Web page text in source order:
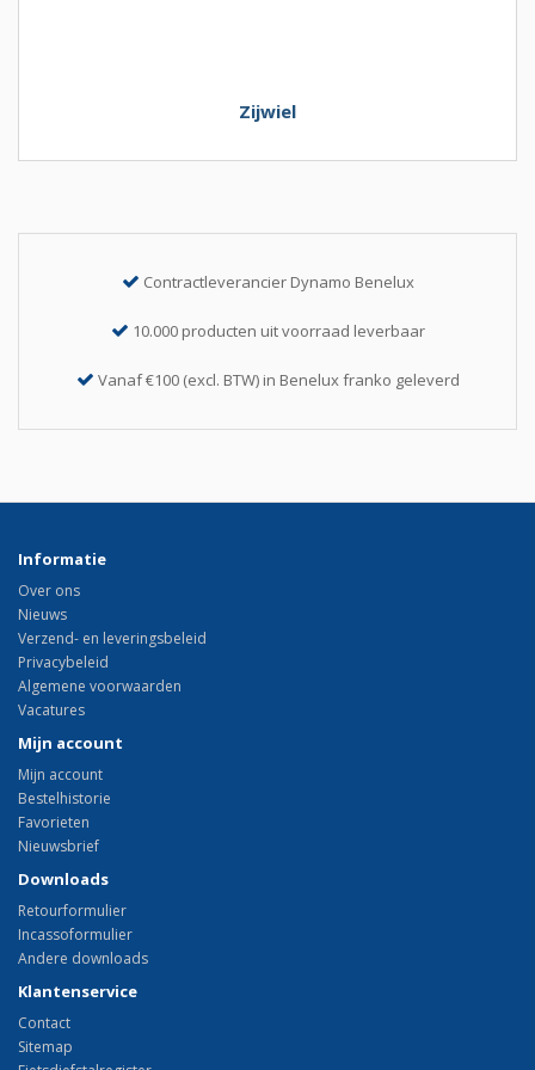
Zijwiel
Contractleverancier Dynamo Benelux
10.000 producten uit voorraad leverbaar
Vanaf €100 (excl. BTW) in Benelux franko geleverd
Informatie
Over ons
Nieuws
Verzend- en leveringsbeleid
Privacybeleid
Algemene voorwaarden
Vacatures
Mijn account
Mijn account
Bestelhistorie
Favorieten
Nieuwsbrief
Downloads
Retourformulier
Incassoformulier
Andere downloads
Klantenservice
Contact
Sitemap